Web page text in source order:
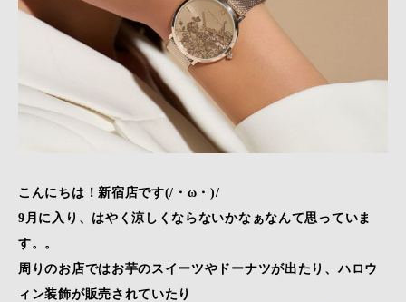
こんにちは！新宿店です(/・ω・)/
9月に入り、はやく涼しくならないかなぁなんて思っていま
す。。
周りのお店ではお芋のスイーツやドーナツが出たり、ハロウ
ィン装飾が販売されていたり